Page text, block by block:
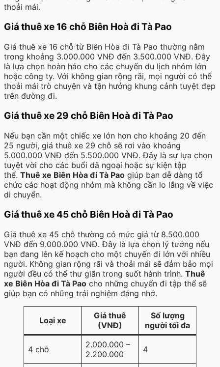
thoải mái.
Giá thuê xe 16 chỗ Biên Hoà đi Tà Pao
Giá thuê xe 16 chỗ từ Biên Hòa đi Tà Pao thường nằm
trong khoảng 3.000.000 VNĐ đến 3.500.000 VNĐ. Đây
là lựa chọn hoàn hảo cho các chuyến du lịch nhóm lớn
hoặc công ty. Với không gian rộng rãi, mọi người có thể
thoải mái trò chuyện và tận hưởng khung cảnh tuyệt đẹp
trên đường đi.
Giá thuê xe 29 chỗ Biên Hoà đi Tà Pao
Nếu bạn cần một chiếc xe lớn hơn cho khoảng 20 đến
25 người, giá thuê xe 29 chỗ sẽ rơi vào khoảng
5.000.000 VNĐ đến 5.500.000 VNĐ. Đây là sự lựa chọn
tuyệt vời cho các buổi dã ngoại hoặc sự kiện tập
thể. Thuê xe Biên Hòa đi Tà Pao giúp bạn dễ dàng tổ
chức các hoạt động nhóm mà không cần lo lắng về việc
di chuyển.
Giá thuê xe 45 chỗ Biên Hoà đi Tà Pao
Giá thuê xe 45 chỗ thường có mức giá từ 8.500.000
VNĐ đến 9.000.000 VNĐ. Đây là lựa chọn lý tưởng nếu
bạn đang lên kế hoạch cho một chuyến đi lớn với nhiều
người. Không gian rộng rãi và thoải mái sẽ đảm bảo mọi
người đều có thể thư giãn trong suốt hành trình. Thuê
xe Biên Hòa đi Tà Pao cho những chuyến đi tập thể sẽ
giúp bạn có những trải nghiệm đáng nhớ.
Loại xe
Giá thuê
(VNĐ)
Số lượng
người tối đa
4 chỗ
2.000.000 –
2.200.000
4